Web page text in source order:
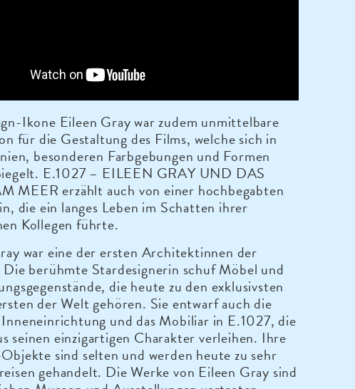
Ikone Eileen Gray war zudem unmittelbare
für die Gestaltung des Films, welche sich in
besonderen Farbgebungen und Formen
E.1027 – EILEEN GRAY UND DAS
MEER erzählt auch von einer hochbegabten
die ein langes Leben im Schatten ihrer
Kollegen führte.
war eine der ersten Architektinnen der
berühmte Stardesignerin schuf Möbel und
die heute zu den exklusivsten
der Welt gehören. Sie entwarf auch die
und das Mobiliar in E.1027, die
seinen einzigartigen Charakter verleihen. Ihre
sind selten und werden heute zu sehr
gehandelt. Die Werke von Eileen Gray sind